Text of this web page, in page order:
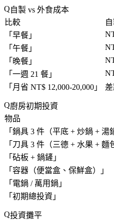
自製 vs 外食成本
比較
「 早餐 」
「 午餐 」
「 晚餐 」
「 一週 21 餐 」
「 月省 NT$ 12,000-20,000 」
廚房初期投資
物品
「 鍋具 3 件（平底 + 炒鍋 + 湯
「 刀具 3 件（三德 + 水果 + 麵
「 砧板 + 鍋鏟 」
「 容器（便當盒、保鮮盒） 」
「 電鍋 / 萬用鍋 」
「 初期總投資 」
投資攤平